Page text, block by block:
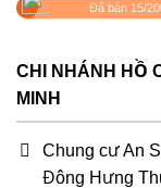
Đã bán 15/
CHI NHÁNH HỒ
MINH
Chung cư An
Đông Hưng